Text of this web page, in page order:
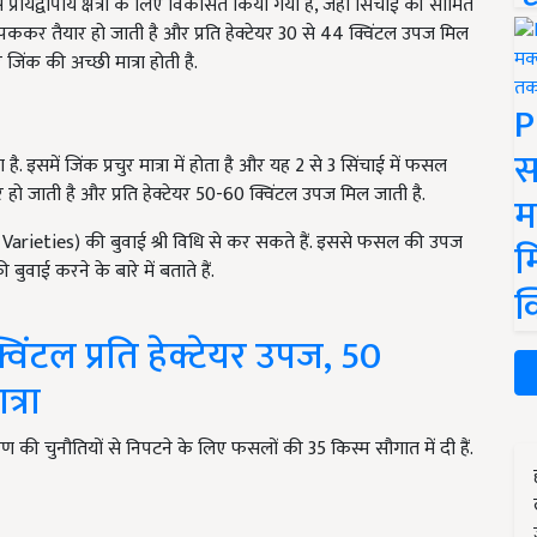
तैयार हो जाती है और प्रति हेक्टेयर 30 से 44 क्विंटल उपज मिल
की अच्छी मात्रा होती है.
है. इसमें जिंक प्रचुर मात्रा में होता है और यह 2 से 3 सिंचाई में फसल
जाती है और प्रति हेक्टेयर 50-60 क्विंटल उपज मिल जाती है.
Varieties) की बुवाई श्री विधि से कर सकते हैं. इससे फसल की उपज
बुवाई करने के बारे में बताते हैं.
प्रति हेक्टेयर उपज, 50
की चुनौतियों से निपटने के लिए फसलों की 35 किस्म सौगात में दी हैं.